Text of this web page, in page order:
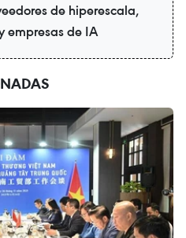
de hiperescala,
empresas de IA